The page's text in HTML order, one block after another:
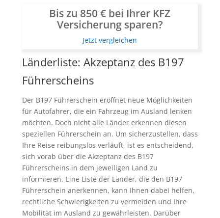
Bis zu 850 € bei Ihrer KFZ
Versicherung sparen?
Jetzt vergleichen
Länderliste: Akzeptanz des B197
Führerscheins
Der B197 Führerschein eröffnet neue Möglichkeiten
für Autofahrer, die ein Fahrzeug im Ausland lenken
möchten. Doch nicht alle Länder erkennen diesen
speziellen Führerschein an. Um sicherzustellen, dass
Ihre Reise reibungslos verläuft, ist es entscheidend,
sich vorab über die Akzeptanz des B197
Führerscheins in dem jeweiligen Land zu
informieren. Eine Liste der Länder, die den B197
Führerschein anerkennen, kann Ihnen dabei helfen,
rechtliche Schwierigkeiten zu vermeiden und Ihre
Mobilität im Ausland zu gewährleisten. Darüber